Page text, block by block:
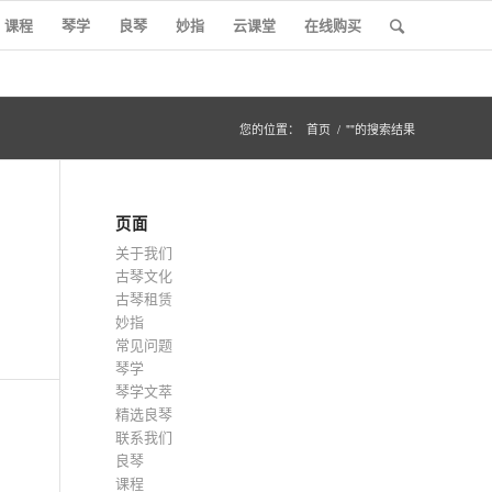
课程 琴学 良琴 妙指 云课堂 在线购买
您的位置： 首页 / ""的搜索结果
页面
关于我们
古琴文化
古琴租赁
妙指
常见问题
琴学
琴学文萃
精选良琴
联系我们
良琴
课程